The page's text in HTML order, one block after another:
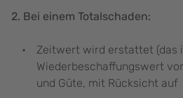
2. Bei einem Totalschaden:
Zeitwert wird erstattet (das
Wiederbeschaffungswert
und Güte, mit Rücksicht